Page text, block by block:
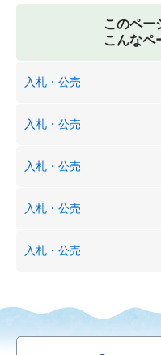
このペー
こんなペ
入札・公売
入札・公売
入札・公売
入札・公売
入札・公売